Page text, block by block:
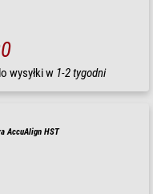
wysyłki w 1-2 tygodni
AccuAlign HST